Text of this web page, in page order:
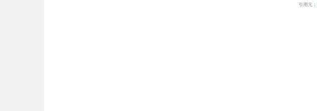
引用元：